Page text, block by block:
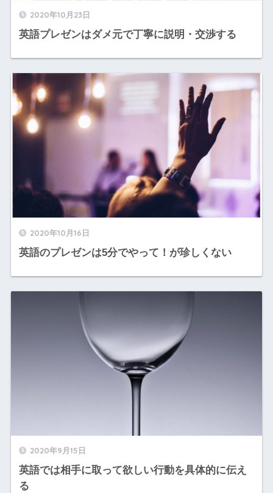
2020年10月23日
英語プレゼンはダメ元で丁寧に説明・交渉する
2020年10月16日
英語のプレゼンは5分でやって！が珍しくない
2020年9月15日
英語では相手に取って欲しい行動を具体的に伝え
る